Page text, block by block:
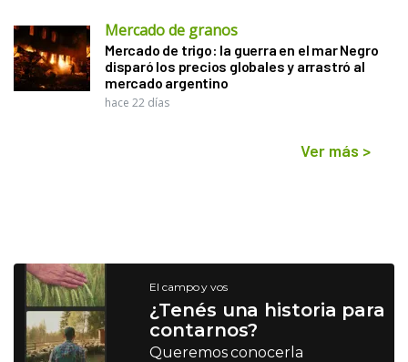
Mercado de granos
Mercado de trigo: la guerra en el mar Negro
disparó los precios globales y arrastró al
mercado argentino
hace 22 días
Ver más >
El campo y vos
¿Tenés una historia para
contarnos?
Queremos conocerla